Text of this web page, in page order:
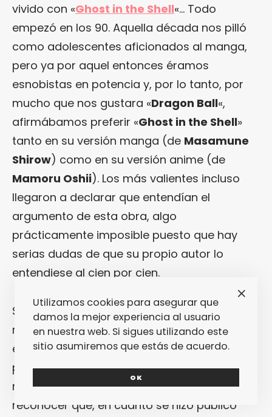
vivido con «Ghost in the Shell«… Todo
empezó en los 90. Aquella década nos pilló
como adolescentes aficionados al manga,
pero ya por aquel entonces éramos
esnobistas en potencia y, por lo tanto, por
mucho que nos gustara «Dragon Ball«,
afirmábamos preferir «Ghost in the Shell»
tanto en su versión manga (de Masamune
Shirow) como en su versión anime (de
Mamoru Oshii). Los más valientes incluso
llegaron a declarar que entendían el
argumento de esta obra, algo
prácticamente imposible puesto que hay
serias dudas de que su propio autor lo
entendiese al cien por cien.
Sea como sea, ya por aquel entonces se
rumoreaba que habría una adaptación yanki
en imagen real. Dos décadas han tenido que
pasar para que aquel sueño se haga
realidad… Aunque también hay que
reconocer que, en cuanto se hizo público
Utilizamos cookies para asegurar que
damos la mejor experiencia al usuario
en nuestra web. Si sigues utilizando este
sitio asumiremos que estás de acuerdo.
OK